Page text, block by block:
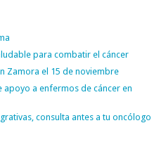
para combatir el cáncer
Zamora el 15 de noviembre
apoyo a enfermos de cáncer en
consulta antes a tu oncólogo